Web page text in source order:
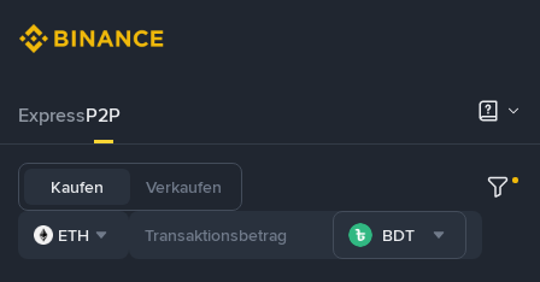
ExpressP2P
Kaufen Verkaufen
ETH BDT